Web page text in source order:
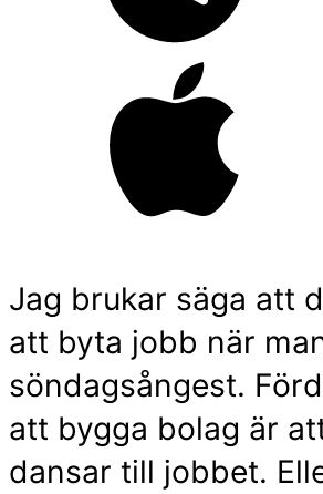
Jag brukar säga att
att byta jobb när
söndagsångest.
att bygga bolag är
dansar till jobbet.